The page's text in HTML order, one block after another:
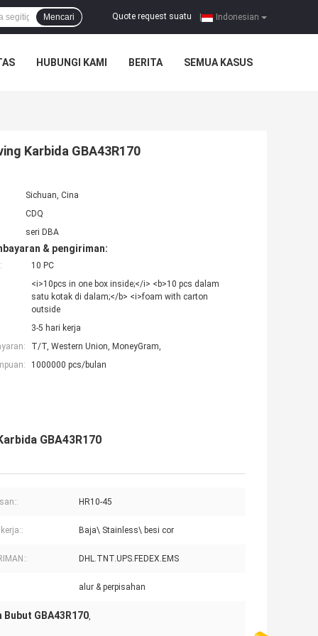
Indonesian
Quote request suatu
Mencari
HUBUNGI KAMI BERITA SEMUA KASUS
Karbida GBA43R170
Sichuan, Cina
CDQ
seri DBA
& pengiriman:
10 PC
<i>10pcs in one box inside;</i> <b>10 pcs dalam
satu kotak di dalam;</b> <i>foam with carton
outside
3-5 hari kerja
T/T, Western Union, MoneyGram,
1000000 pcs/bulan
GBA43R170
HR10-45
Baja\ Stainless\ besi cor
DHL.TNT.UPS.FEDEX.EMS
alur & perpisahan
GBA43R170,